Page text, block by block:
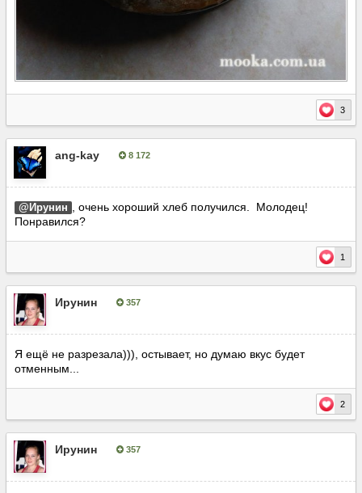
3
ang-kay 8 172
@Ирунин
, очень хороший хлеб получился. Молодец!
Понравился?
1
Ирунин 357
Я ещё не разрезала))), остывает, но думаю вкус будет
отменным...
2
Ирунин 357